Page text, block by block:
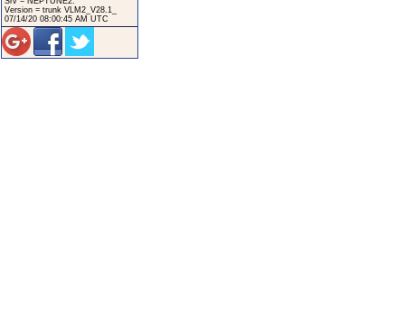
Version = trunk VLM2_V28.1_
07/14/20 08:00:45 AM UTC